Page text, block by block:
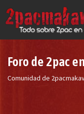
Foro de 2pac
Comunidad de